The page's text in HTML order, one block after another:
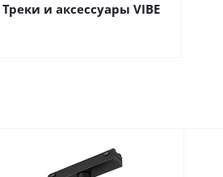
Треки и аксессуары VIBE